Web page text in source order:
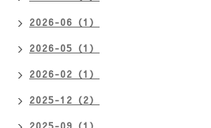
2026-06（1）
2026-05（1）
2026-02（1）
2025-12（2）